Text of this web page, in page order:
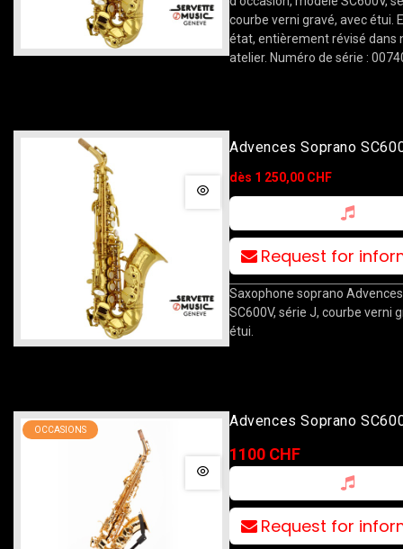
courbe verni gravé, avec étui.
état, entièrement révisé dans
atelier. Numéro de série :
Advences Soprano
Courbe
dès 1 250,00 CHF
Request for
Saxophone soprano
SC600V, série J, courbe verni
étui.
OCCASIONS
Advences Soprano
Courbe
1100 CHF
Request for